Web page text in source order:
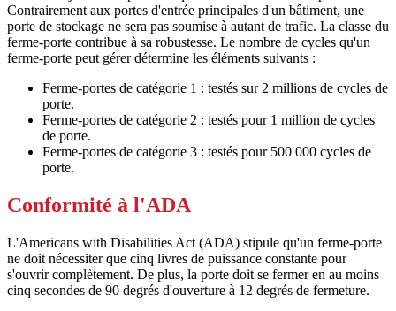
Contrairement aux portes d'entrée principales d'un bâtiment, une
porte de stockage ne sera pas soumise à autant de trafic. La classe du
ferme-porte contribue à sa robustesse. Le nombre de cycles qu'un
ferme-porte peut gérer détermine les éléments suivants :
Ferme-portes de catégorie 1 : testés sur 2 millions de cycles de
porte.
Ferme-portes de catégorie 2 : testés pour 1 million de cycles
de porte.
Ferme-portes de catégorie 3 : testés pour 500 000 cycles de
porte.
Conformité à l'ADA
L'Americans with Disabilities Act (ADA) stipule qu'un ferme-porte
ne doit nécessiter que cinq livres de puissance constante pour
s'ouvrir complètement. De plus, la porte doit se fermer en au moins
cinq secondes de 90 degrés d'ouverture à 12 degrés de fermeture.